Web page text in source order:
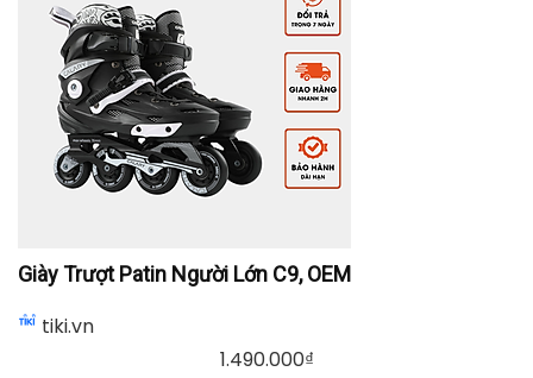
COMBO GIÀY TRƯỢT PATIN NGƯỜI LỚN BKB + BỘ
BẢO HỘ PATIN, OEM
1.790.000 ₫
Giày Trượt Patin Người Lớn C9, OEM